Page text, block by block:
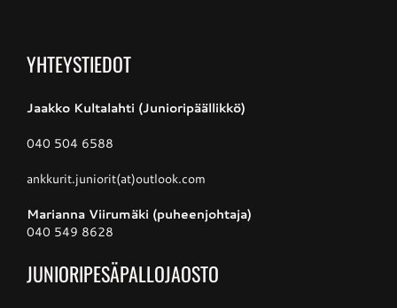
Fanituotteet
Info
Yhteystiedot
YHTEYSTIEDOT
Jaakko Kultalahti (Junioripäällikkö)
040 504 6588
ankkurit.juniorit(at)outlook.com
Marianna Viirumäki (puheenjohtaja)
040 549 8628
JUNIORIPESÄPALLOJAOSTO